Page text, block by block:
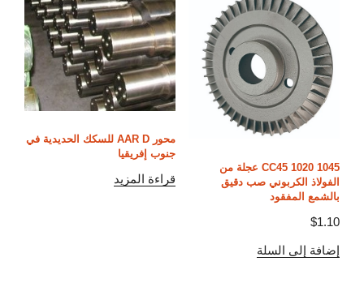
1045 1020 CC45 عجلة من
الفولاذ الكربوني صب دقيق
بالشمع المفقود
$1.10
إضافة إلى السلة
محور AAR D للسكك الحديدية في
جنوب إفريقيا
قراءة المزيد